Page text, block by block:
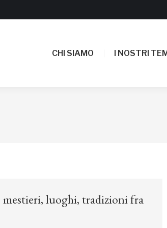
CHI SIAMO I NOSTRI
luoghi, tradizioni fra